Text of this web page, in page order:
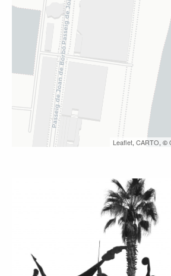
Leaflet, CARTO, ©